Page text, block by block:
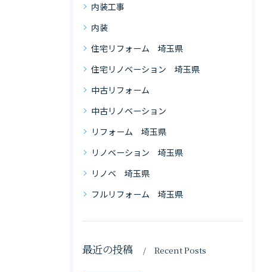
内装工事
内装
住宅リフォーム 埼玉県
住宅リノベーション 埼玉県
中古リフォーム
中古リノベーション
リフォーム 埼玉県
リノベーション 埼玉県
リノベ 埼玉県
フルリフォーム 埼玉県
最近の投稿 Recent Posts